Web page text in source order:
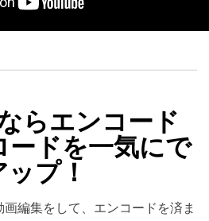
らエンコード
ードを一気にで
プ！
編集をして、エンコードを済ま